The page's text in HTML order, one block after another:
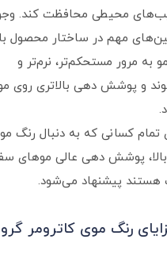
محیطی محافظت کند.
مهم در ساختار محصول
به مرور مستحکم‌تر، نرم‌تر و
و پوشش‌ دهی بالاتری روی
تمام کسانی که به دنبال رنگ
بالا، پوشش دهی عالی موهای
هستند پیشنهاد می‌شود.
رنگ موی کاترومر